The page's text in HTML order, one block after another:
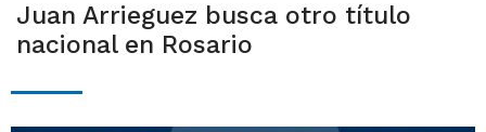
Juan Arrieguez busca otro título
nacional en Rosario